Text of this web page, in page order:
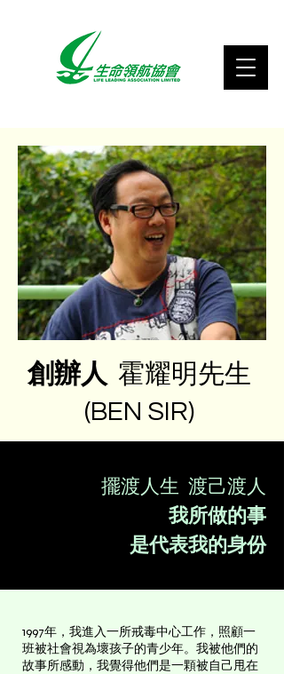
創辦人 霍耀明先生
(BEN SIR)
擺渡人生 渡己渡人
我所做的事
是代表我的身份
1997年，我進入一所戒毒中心工作，照顧一
班被社會視為壞孩子的青少年。我被他們的
故事所感動，我覺得他們是一顆被自己甩在